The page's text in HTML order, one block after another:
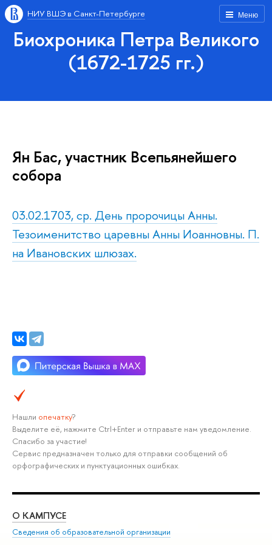
Меню
НИУ ВШЭ в Санкт-Петербурге
Биохроника Петра Великого
(1672-1725 гг.)
Ян Бас, участник Всепьянейшего
собора
03.02.1703, ср. День пророчицы Анны.
Тезоименитство царевны Анны Иоанновны. П.
на Ивановских шлюзах.
Нашли опечатку?
Выделите её, нажмите Ctrl+Enter и отправьте нам уведомление.
Спасибо за участие!
Сервис предназначен только для отправки сообщений об
орфографических и пунктуационных ошибках.
О КАМПУСЕ
Сведения об образовательной организации